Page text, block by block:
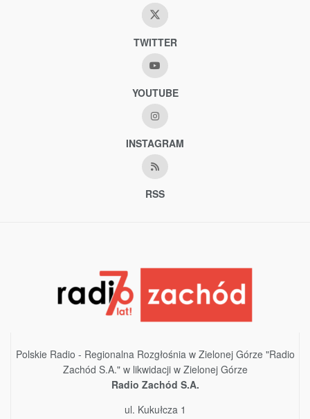
TWITTER
YOUTUBE
INSTAGRAM
RSS
Polskie Radio - Regionalna Rozgłośnia w Zielonej Górze "Radio
Zachód S.A." w likwidacji w Zielonej Górze
Radio Zachód S.A.
ul. Kukułcza 1